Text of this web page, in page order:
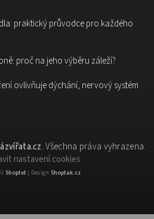
praktický průvodce pro každého
proč na jeho výběru záleží?
ovlivňuje dýchání, nervový systém
. Všechna práva vyhrazena.
nastavení cookies
Shoptet| Design Shoptak.cz